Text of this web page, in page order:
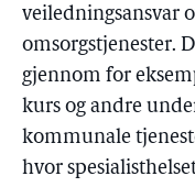
veiledningsansvar
omsorgstjenester.
gjennom for
kurs og andre
kommunale
hvor